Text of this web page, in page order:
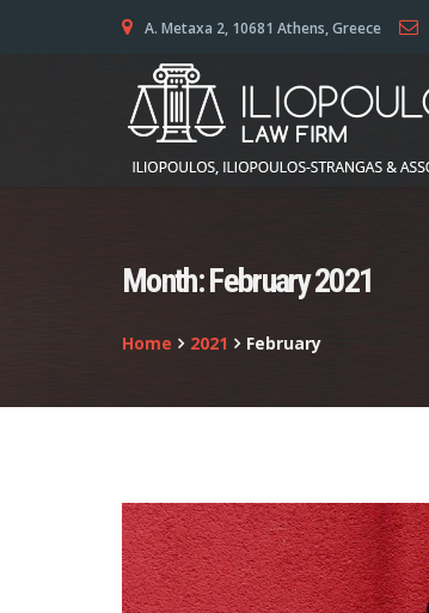
A. Metaxa 2, 10681 Athens, Greece
Month:February 2021
Home 2021 February